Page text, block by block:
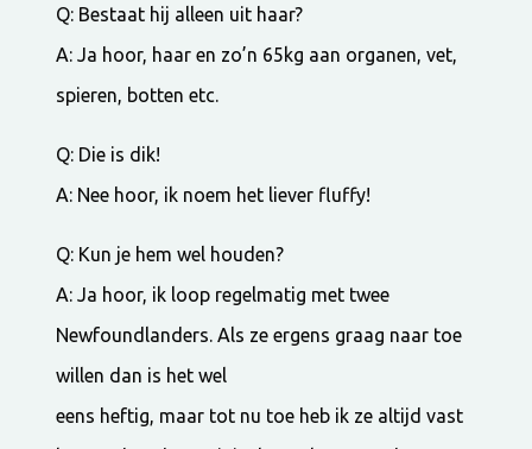
Q: Bestaat hij alleen uit haar?
A: Ja hoor, haar en zo’n 65kg aan organen, vet,
spieren, botten etc.
Q: Die is dik!
A: Nee hoor, ik noem het liever fluffy!
Q: Kun je hem wel houden?
A: Ja hoor, ik loop regelmatig met twee
Newfoundlanders. Als ze ergens graag naar toe
willen dan is het wel
eens heftig, maar tot nu toe heb ik ze altijd vast